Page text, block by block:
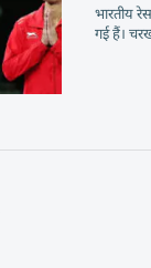
भारतीय
गई हैं।